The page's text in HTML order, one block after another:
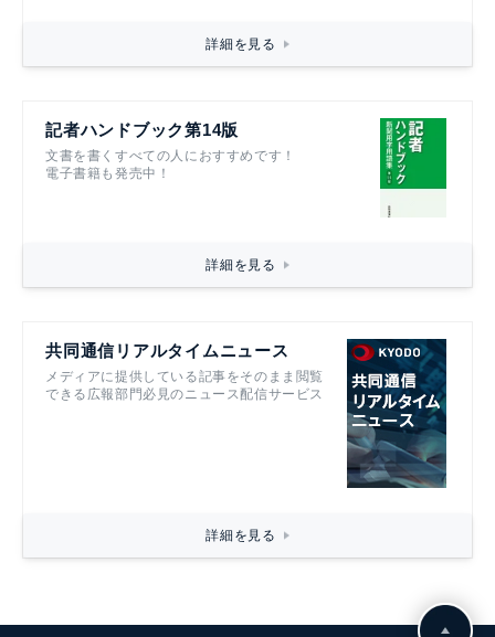
詳細を見る
記者ハンドブック第14版
文書を書くすべての人におすすめです！
電子書籍も発売中！
詳細を見る
共同通信リアルタイムニュース
メディアに提供している記事をそのまま閲覧
できる広報部門必見のニュース配信サービス
詳細を見る